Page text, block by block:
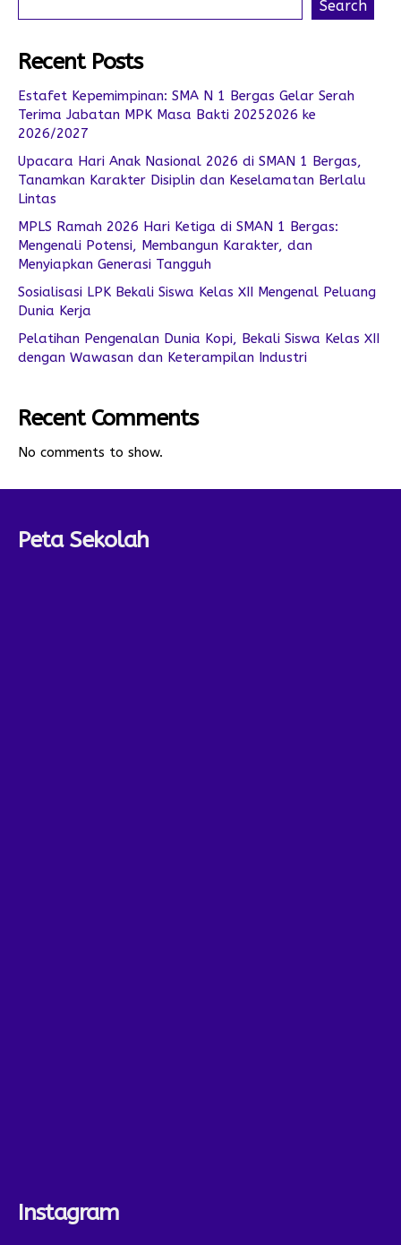
Search
Recent Posts
Estafet Kepemimpinan: SMA N 1 Bergas Gelar Serah
Terima Jabatan MPK Masa Bakti 20252026 ke
2026/2027
Upacara Hari Anak Nasional 2026 di SMAN 1 Bergas,
Tanamkan Karakter Disiplin dan Keselamatan Berlalu
Lintas
MPLS Ramah 2026 Hari Ketiga di SMAN 1 Bergas:
Mengenali Potensi, Membangun Karakter, dan
Menyiapkan Generasi Tangguh
Sosialisasi LPK Bekali Siswa Kelas XII Mengenal Peluang
Dunia Kerja
Pelatihan Pengenalan Dunia Kopi, Bekali Siswa Kelas XII
dengan Wawasan dan Keterampilan Industri
Recent Comments
No comments to show.
Peta Sekolah
Instagram